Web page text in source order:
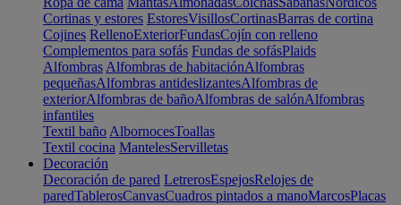
Cortinas y estores EstoresVisillosCortinasBarras de cortina
Cojines RellenoExteriorFundasCojín con relleno
Complementos para sofás Fundas de sofásPlaids
Alfombras Alfombras de habitaciónAlfombras
pequeñasAlfombras antideslizantesAlfombras de
exteriorAlfombras de bañoAlfombras de salónAlfombras
infantiles
Textil baño AlbornocesToallas
Textil cocina MantelesServilletas
Decoración
Decoración de pared LetrerosEspejosRelojes de
paredTablerosCanvasCuadros pintados a manoMarcosPlacas